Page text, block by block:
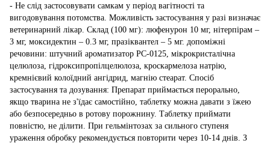
- Не слід застосовувати самкам у період вагітності та
вигодовування потомства. Можливість застосування у разі визначає
ветеринарний лікар. Склад (100 мг): люфенурон 10 мг, нітерпірам –
3 мг, моксидектин – 0.3 мг, празіквантел – 5 мг. допоміжні
речовини: штучний ароматизатор РС-0125, мікрокристалічна
целюлоза, гідроксипропілцелюлоза, кроскармелоза натрію,
кремнієвий колоїдний ангідрид, магнію стеарат. Спосіб
застосування та дозування: Препарат приймається перорально,
якщо тварина не з'їдає самостійно, таблетку можна давати з їжею
або безпосередньо в ротову порожнину. Таблетку приймати
повністю, не ділити. При гельмінтозах за сильного ступеня
ураження обробку рекомендується повторити через 10-14 днів. З